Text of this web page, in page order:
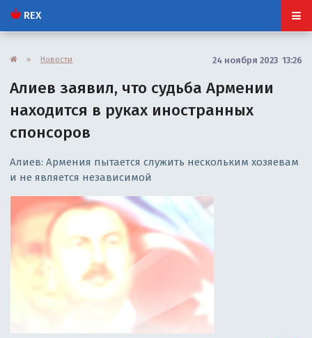
REX
» Новости 24 ноября 2023 13:26
Алиев заявил, что судьба Армении
находится в руках иностранных
спонсоров
Алиев: Армения пытается служить нескольким хозяевам
и не является независимой